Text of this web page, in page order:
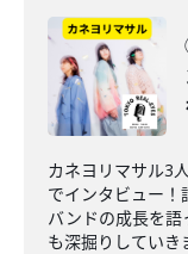
カネヨリマサル3
でインタビュー！
バンドの成長を
も深掘りしていき